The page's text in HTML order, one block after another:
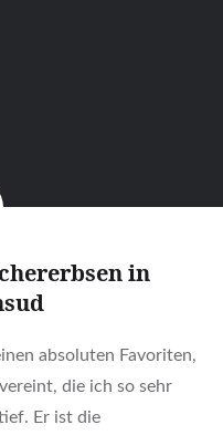
in
absoluten Favoriten,
die ich so sehr
Er ist die